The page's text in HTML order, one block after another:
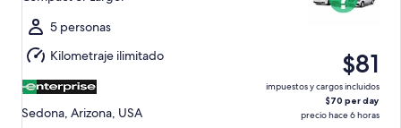
jue.,
13
ago.
5 personas
Kilometraje ilimitado
Sedona, Arizona, USA
$81
impuestos y cargos incluidos
$70 per day
precio hace 6 horas